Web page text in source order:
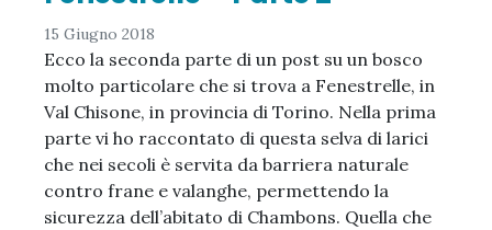
15 Giugno 2018
Ecco la seconda parte di un post su un bosco
molto particolare che si trova a Fenestrelle, in
Val Chisone, in provincia di Torino. Nella prima
parte vi ho raccontato di questa selva di larici
che nei secoli è servita da barriera naturale
contro frane e valanghe, permettendo la
sicurezza dell’abitato di Chambons. Quella che